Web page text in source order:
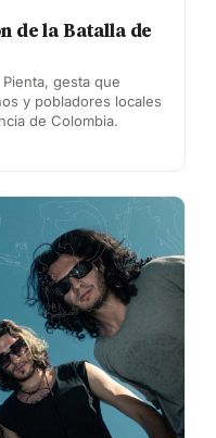
de la Batalla de
gesta que
y pobladores locales
de Colombia.